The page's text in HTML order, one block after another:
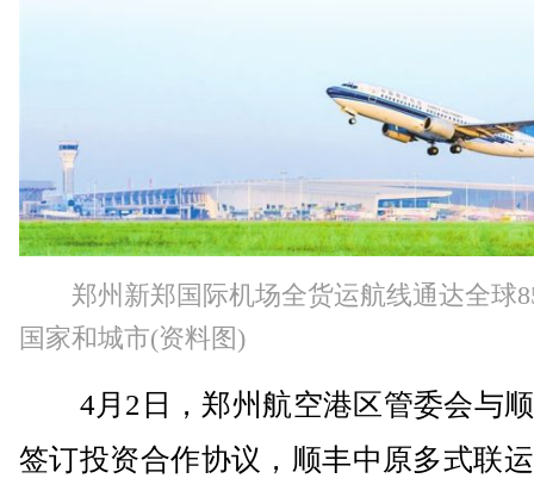
郑州新郑国际机场全货运航线通达全球
国家和城市(资料图)
4月2日，郑州航空港区管委会与
签订投资合作协议，顺丰中原多式联